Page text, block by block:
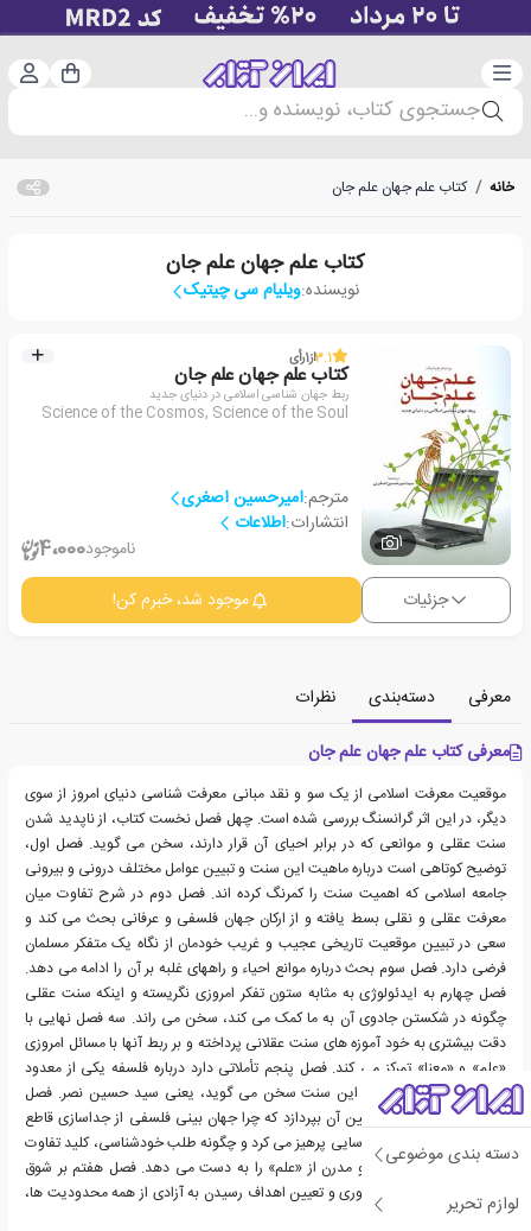
دسته‌بندی سبد
جستجوی کتاب، نویسنده و...
دسته بندی موضوعی
لوازم تحریر
خانه / کتاب علم جهان علم جان
کتاب علم جهان علم جان
نویسنده:ویلیام سی چیتیک
1
3.1از1رأی
کتاب علم جهان علم جان
ربط جهان شناسی اسلامی در دنیای جدید
Science of the Cosmos, Science of the Soul
مترجم:امیرحسین اصغری
انتشارات:اطلاعات
ناموجود4،000
جزئیات موجود شد، خبرم کن!
معرفی دسته‌بندی
نظرات
معرفی کتاب علم جهان علم جان
موقعیت معرفت اسلامی از یک سو و نقد مبانی معرفت شناسی دنیای امروز از سوی
دیگر، در این اثر گرانسنگ بررسی شده است. چهل فصل نخست کتاب، از ناپدید شدن
سنت عقلی و موانعی که در برابر احیای آن قرار دارند، سخن می گوید. فصل اول،
توضیح کوتاهی است درباره ماهیت این سنت و تبیین عوامل مختلف درونی و بیرونی
جامعه اسلامی که اهمیت سنت را کمرنگ کرده اند. فصل دوم در شرح تفاوت میان
معرفت عقلی و نقلی بسط یافته و از ارکان جهان فلسفی و عرفانی بحث می کند و
سعی در تبیین موقعیت تاریخی عجیب و غریب خودمان از نگاه یک متفکر مسلمان
فرضی دارد. فصل سوم بحث درباره موانع احیاء و راههای غلبه بر آن را ادامه می دهد.
فصل چهارم به ایدئولوژی به مثابه ستون تفکر امروزی نگریسته و اینکه سنت عقلی
چگونه در شکستن جادوی آن به ما کمک می کند، سخن می راند. سه فصل نهایی با
دقت بیشتری به خود آموزه های سنت عقلانی پرداخته و بر ربط آنها با مسائل امروزی
«علم» و «معنا» تمرکز می کند. فصل پنجم تأملاتی دارد درباره فلسفه یکی از معدود
افرادی که امروزه به سود این سنت سخن می گوید، یعنی سید حسین نصر. فصل
ششم تلاش دارد تا به تبیین آن بپردازد که چرا جهان بینی فلسفی از جداسازی قاطع
فاعل شناسا و موضوع شناسایی پرهیز می کرد و چگونه طلب خودشناسی، کلید تفاوت
عمیق میان فهم اسلامی و مدرن از «علم» را به دست می دهد. فصل هفتم بر شوق
متفکران به گذر از خودمحوری و تعیین اهداف رسیدن به آزادی از همه محدودیت ها،
تمرکز دارد.